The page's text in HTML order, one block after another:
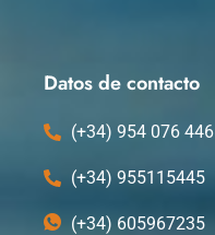
k
e
n
Datos de contacto
(+34) 954 076 446
(+34) 955115445
(+34) 605967235